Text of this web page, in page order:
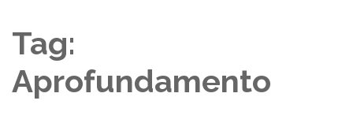
Tag:
Aprofundamento